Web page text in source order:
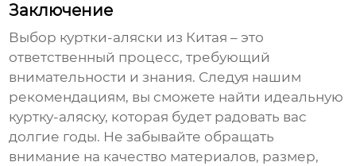
Заключение
Выбор куртки-аляски из Китая – это
ответственный процесс, требующий
внимательности и знания. Следуя нашим
рекомендациям, вы сможете найти идеальную
куртку-аляску, которая будет радовать вас
долгие годы. Не забывайте обращать
внимание на качество материалов, размер,